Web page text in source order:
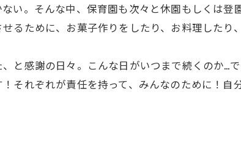
い。そんな中、保育園も次々と休園もしくは
るために、お菓子作りをしたり、お料理した
と感謝の日々。こんな日がいつまで続くのか…
それぞれが責任を持って、みんなのために！